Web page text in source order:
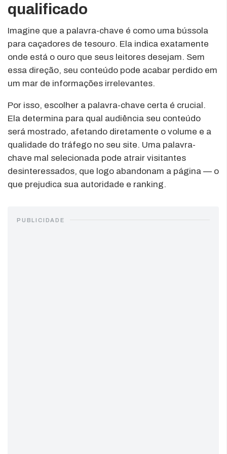
qualificado
Imagine que a palavra-chave é como uma bússola
para caçadores de tesouro. Ela indica exatamente
onde está o ouro que seus leitores desejam. Sem
essa direção, seu conteúdo pode acabar perdido em
um mar de informações irrelevantes.
Por isso, escolher a palavra-chave certa é crucial.
Ela determina para qual audiência seu conteúdo
será mostrado, afetando diretamente o volume e a
qualidade do tráfego no seu site. Uma palavra-
chave mal selecionada pode atrair visitantes
desinteressados, que logo abandonam a página — o
que prejudica sua autoridade e ranking.
PUBLICIDADE